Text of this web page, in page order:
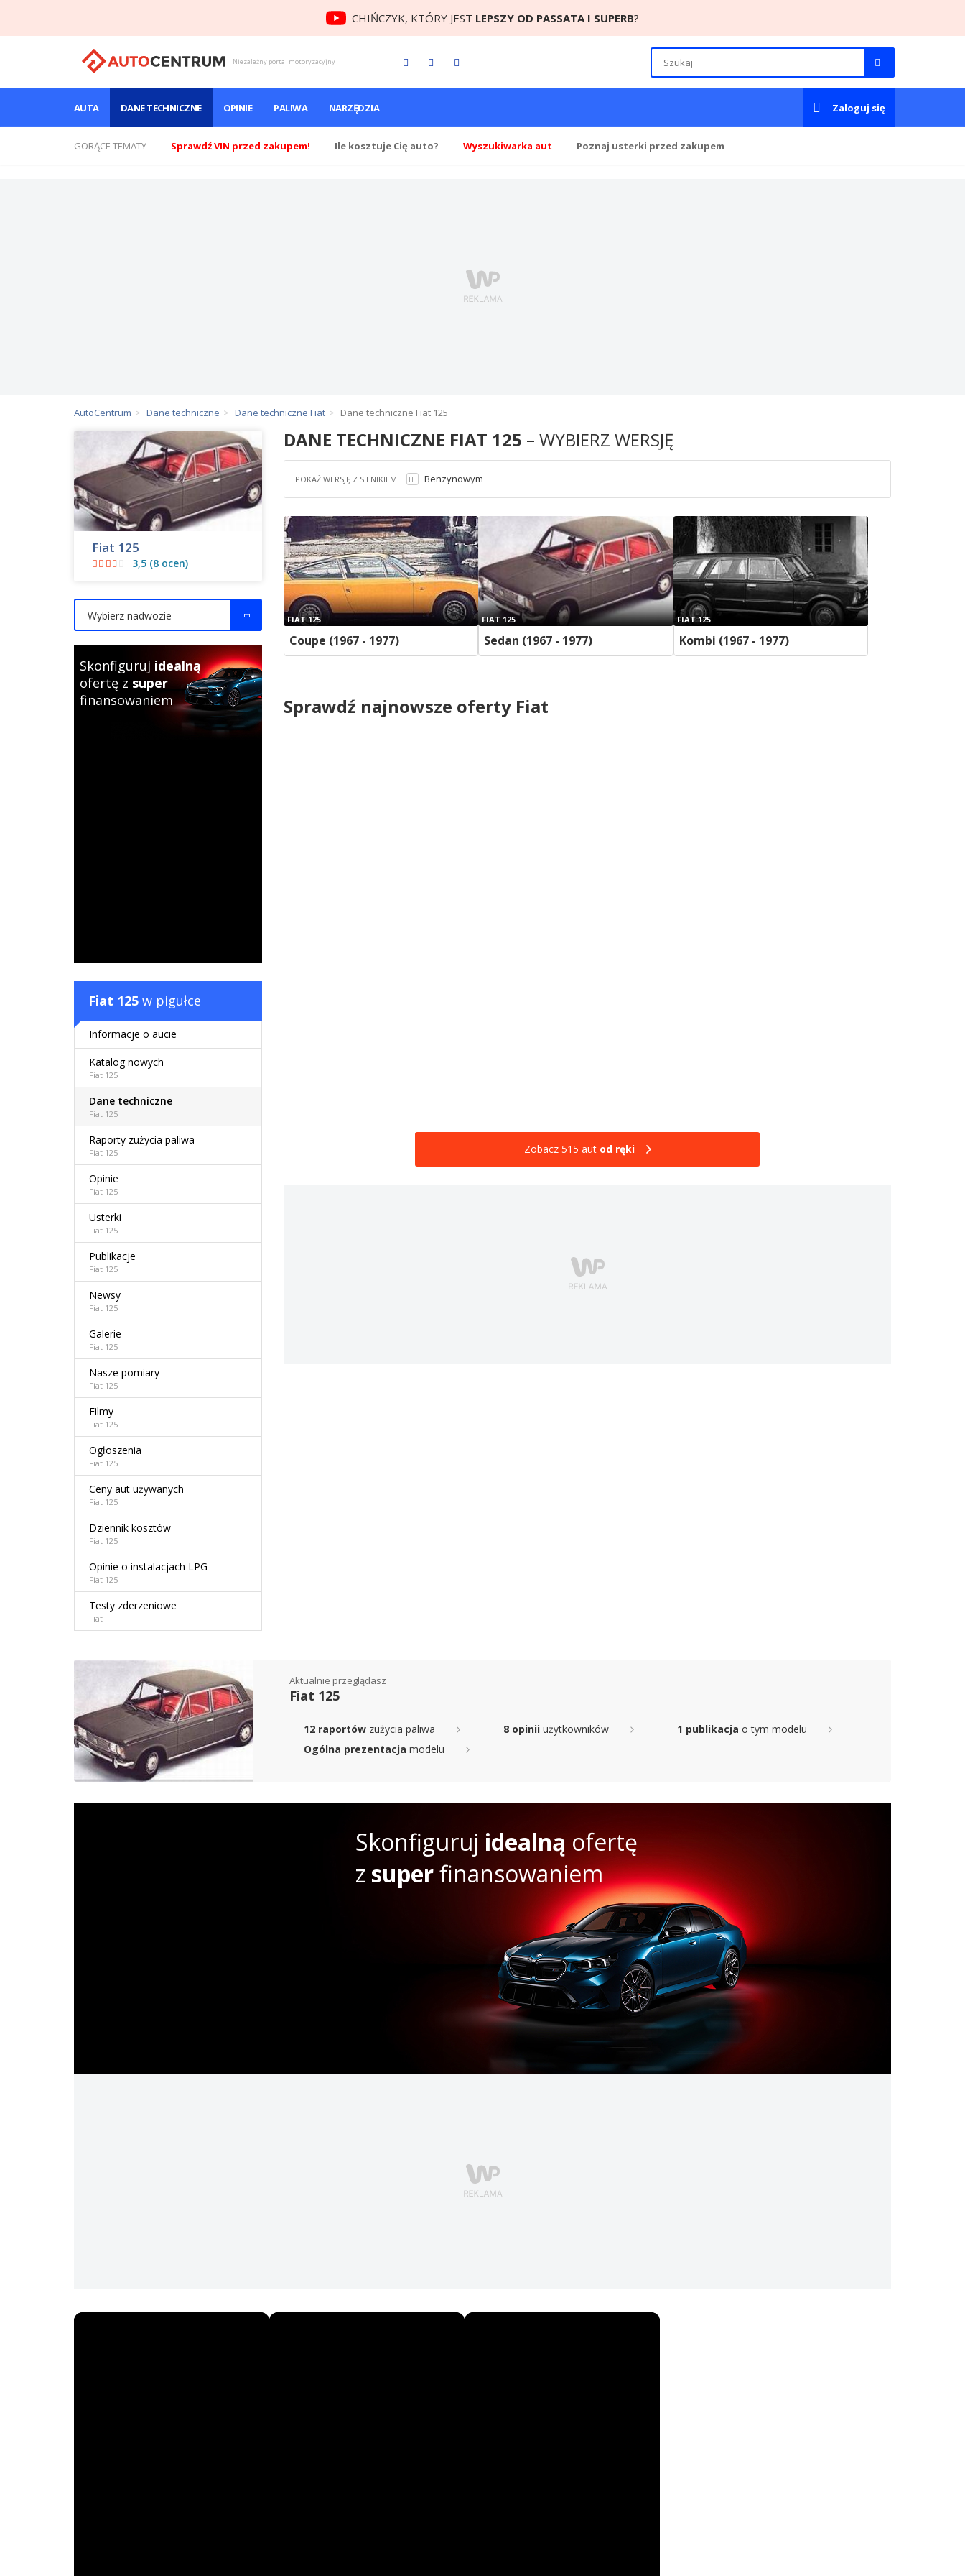
CHIŃCZYK, KTÓRY JEST LEPSZY OD PASSATA I SUPERB?
Niezależny portal motoryzacyjny
AUTA DANE TECHNICZNE OPINIE PALIWA NARZĘDZIA Zaloguj się
GORĄCE TEMATY Sprawdź VIN przed zakupem! Ile kosztuje Cię auto? Wyszukiwarka aut Poznaj usterki przed zakupem
AutoCentrum Dane techniczne Dane techniczne Fiat Dane techniczne Fiat 125
DANE TECHNICZNE FIAT 125 – WYBIERZ WERSJĘ
POKAŻ WERSJĘ Z SILNIKIEM: Benzynowym
FIAT 125
Coupe (1967 - 1977)
FIAT 125
Sedan (1967 - 1977)
FIAT 125
Kombi (1967 - 1977)
Sprawdź najnowsze oferty Fiat
Zobacz 515 aut od ręki
Fiat 125
3,5 (8 ocen)
Wybierz nadwozie
Skonfiguruj idealną
ofertę z super
finansowaniem
Fiat 125 w pigułce
Informacje o aucie
Katalog nowych
Fiat 125
Dane techniczne
Fiat 125
Raporty zużycia paliwa
Fiat 125
Opinie
Fiat 125
Usterki
Fiat 125
Publikacje
Fiat 125
Newsy
Fiat 125
Galerie
Fiat 125
Nasze pomiary
Fiat 125
Filmy
Fiat 125
Ogłoszenia
Fiat 125
Ceny aut używanych
Fiat 125
Dziennik kosztów
Fiat 125
Opinie o instalacjach LPG
Fiat 125
Testy zderzeniowe
Fiat
Aktualnie przeglądasz
Fiat 125
12 raportów zużycia paliwa 8 opinii użytkowników 1 publikacja o tym modelu
Ogólna prezentacja modelu
Skonfiguruj idealną ofertę
z superfinansowaniem